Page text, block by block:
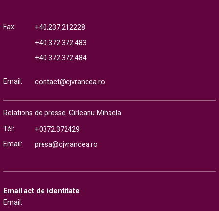
Fax:
+40.237.212228
+40.372.372.483
+40.372.372.484
Email: contact@cjvrancea.ro
Relations de presse: Gîrleanu Mihaela
Tél:
+0372.372429
Email:
presa@cjvrancea.ro
Email act de identitate
Email: